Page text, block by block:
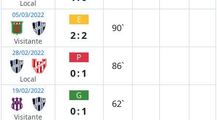
Local
05/03/2022
Visitante
E
2:2
90`
28/02/2022
Local
P
0:1
86`
19/02/2022
Visitante
G
0:1
62`